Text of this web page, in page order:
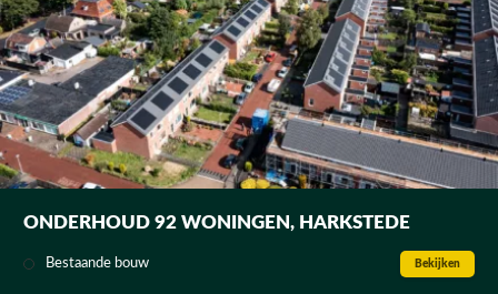
ONDERHOUD 92 WONINGEN, HARKSTEDE
Bestaande bouw Bekijken